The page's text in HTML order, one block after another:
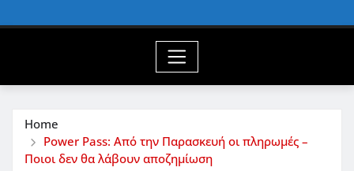
Home
Power Pass: Από την Παρασκευή οι πληρωμές –
Ποιοι δεν θα λάβουν αποζημίωση